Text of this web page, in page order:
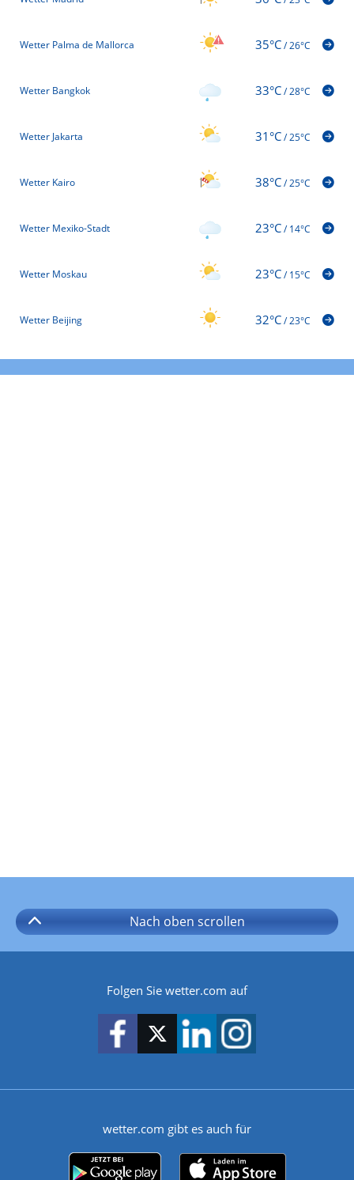
Wetter Palma de Mallorca 35°C/26°C
Wetter Bangkok 33°C/28°C
Wetter Jakarta 31°C/25°C
Wetter Kairo 38°C/25°C
Wetter Mexiko-Stadt 23°C/14°C
Wetter Moskau 23°C/15°C
Wetter Beijing 32°C/23°C
Nach oben scrollen
Folgen Sie wetter.com auf
wetter.com gibt es auch für